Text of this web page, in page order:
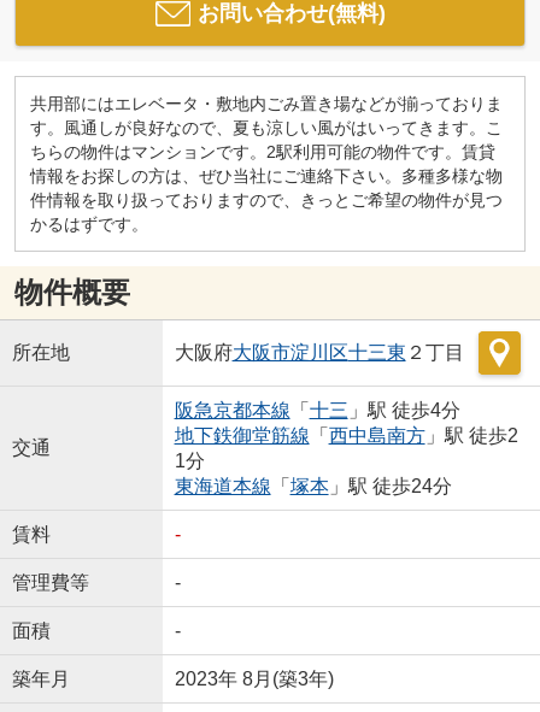
お問い合わせ(無料)
共用部にはエレベータ・敷地内ごみ置き場などが揃っておりま
す。風通しが良好なので、夏も涼しい風がはいってきます。こ
ちらの物件はマンションです。2駅利用可能の物件です。賃貸
情報をお探しの方は、ぜひ当社にご連絡下さい。多種多様な物
件情報を取り扱っておりますので、きっとご希望の物件が見つ
かるはずです。
物件概要
所在地 大阪府大阪市淀川区十三東 ２丁目
交通
阪急京都本線 「 十三 」駅 徒歩4分
地下鉄御堂筋線 「 西中島南方」駅 徒歩2
1分
東海道本線 「 塚本」駅 徒歩24分
賃料 -
管理費等 -
面積 -
築年月 2023年 8月(築3年)